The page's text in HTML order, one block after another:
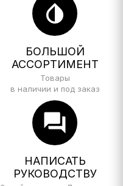
invert_colors
БОЛЬШОЙ
АССОРТИМЕНТ
Товары
в наличии и под заказ
forum
НАПИСАТЬ
РУКОВОДСТВУ